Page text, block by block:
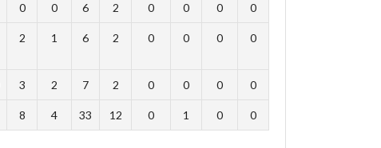
0 0 6 2 0 0 0 0
2 1 6 2 0 0 0 0
3 2 7 2 0 0 0 0
8 4 33 12 0 1 0 0